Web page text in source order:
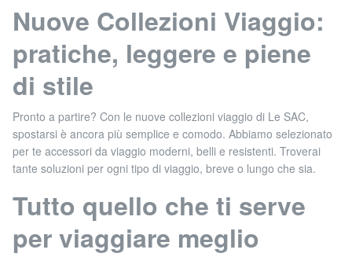
Nuove Collezioni Viaggio:
pratiche, leggere e piene
di stile
Pronto a partire? Con le nuove collezioni viaggio di Le SAC,
spostarsi è ancora più semplice e comodo. Abbiamo selezionato
per te accessori da viaggio moderni, belli e resistenti. Troverai
tante soluzioni per ogni tipo di viaggio, breve o lungo che sia.
Tutto quello che ti serve
per viaggiare meglio